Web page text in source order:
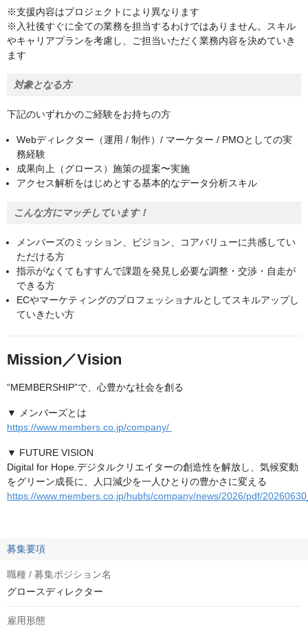
※支援内容はプロジェクトにより異なります
※入社後すぐに全ての業務を担当するわけではありません。スキル
やキャリアプランを考慮し、ご担当いただく業務内容を決めていき
ます
対象となる方
下記のいずれかのご経験をお持ちの方
Webディレクター（運用 / 制作）/ マーケター / PMOとしての実
務経験
成果向上（グロース）施策の提案〜実施
アクセス解析をはじめとする基本的なデータ分析スキル
こんな方にマッチしています！
メンバーズのミッション、ビジョン、コアバリューに共感してい
ただける方
指示がなくてもすすんで課題を発見し必要な調整・交渉・自走が
できる方
ECやマーケティングのプロフェッショナルとしてスキルアップし
ていきたい方
Mission／Vision
“MEMBERSHIP”で、心豊かな社会を創る
▼ メンバーズとは
https://www.members.co.jp/company/
▼ FUTURE VISION
Digital for Hope.デジタルクリエイターの創造性を解放し、気候変動
をグリーン成長に、人口減少を一人ひとりの豊かさに変える
https://www.members.co.jp/hubfs/company/news/2026/pdf/
募集要項
職種 / 募集ポジション名
グロースディレクター
雇用形態